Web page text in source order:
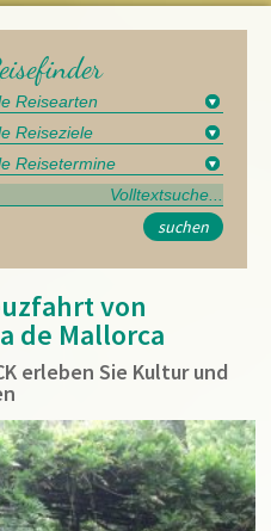
suchen
von
de Mallorca
erleben Sie Kultur und